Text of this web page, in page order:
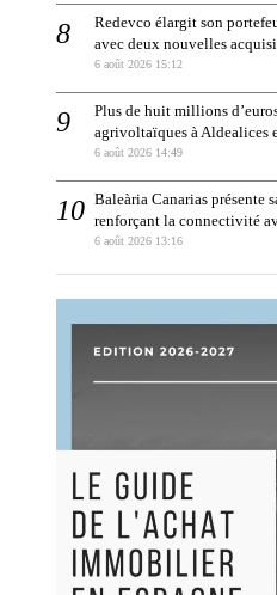
Redevco élargit son
avec deux nouvelles
6 août 2026 15:12
Plus de huit millions
agrivoltaïques à Aldealices
6 août 2026 14:49
Baleària Canarias présente
renforçant la connectivité
6 août 2026 13:16